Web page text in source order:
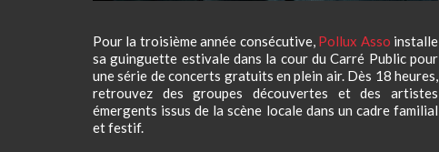
Pour la troisième année consécutive, Pollux Asso installe
sa guinguette estivale dans la cour du Carré Public pour
une série de concerts gratuits en plein air. Dès 18 heures,
retrouvez des groupes découvertes et des artistes
émergents issus de la scène locale dans un cadre familial
et festif.